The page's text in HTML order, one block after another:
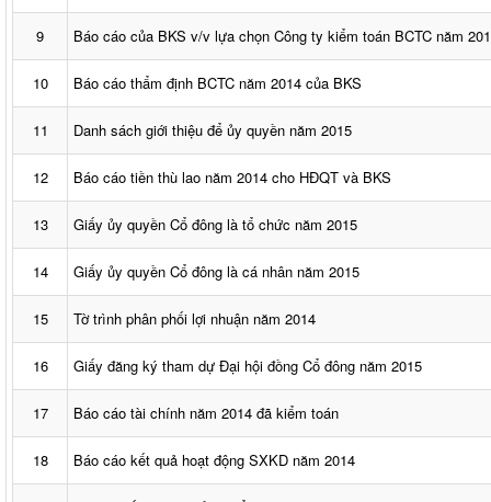
9 Báo cáo của BKS v/v lựa chọn Công ty kiểm toán BCTC năm
10 Báo cáo thẩm định BCTC năm 2014 của BKS
11 Danh sách giới thiệu để ủy quyền năm 2015
12 Báo cáo tiền thù lao năm 2014 cho HĐQT và BKS
13 Giấy ủy quyền Cổ đông là tổ chức năm 2015
14 Giấy ủy quyền Cổ đông là cá nhân năm 2015
15 Tờ trình phân phối lợi nhuận năm 2014
16 Giấy đăng ký tham dự Đại hội đồng Cổ đông năm 2015
17 Báo cáo tài chính năm 2014 đã kiểm toán
18 Báo cáo kết quả hoạt động SXKD năm 2014